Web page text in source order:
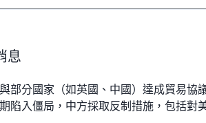
息
部分國家（如英國、中國）達成貿易協
陷入僵局，中方採取反制措施，包括對